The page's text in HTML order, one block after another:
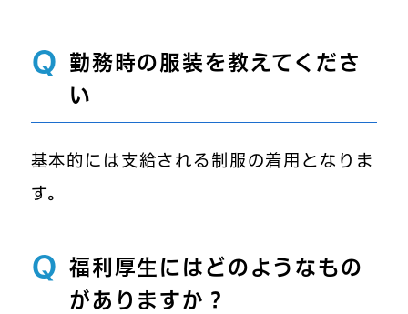
Q
勤務時の服装を教えてくださ
い
基本的には支給される制服の着用となりま
す。
Q
福利厚生にはどのようなもの
がありますか？